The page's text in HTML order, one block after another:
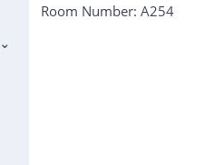
Room Number: A254